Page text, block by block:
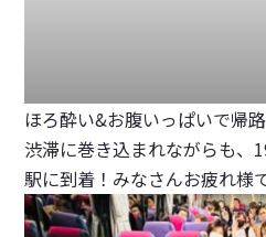
ほろ酔い&お腹いっぱいで帰路
渋滞に巻き込まれながらも、
駅に到着！みなさんお疲れ様